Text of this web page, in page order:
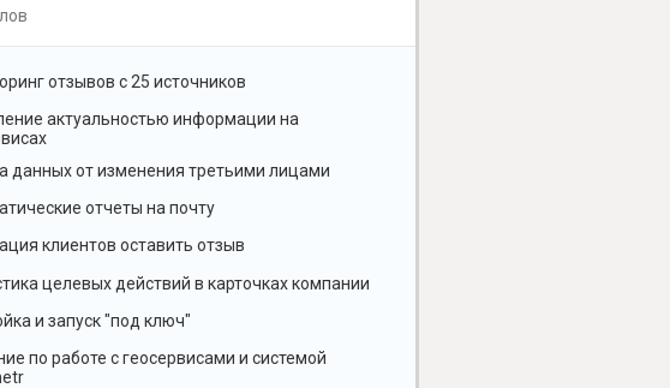
отзывов с 25 источников
актуальностью информации на
данных от изменения третьими лицами
отчеты на почту
клиентов оставить отзыв
целевых действий в карточках компании
и запуск "под ключ"
по работе с геосервисами и системой